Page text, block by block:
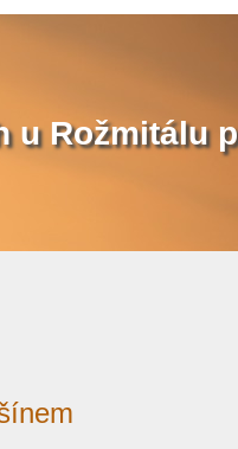
u Rožmitálu